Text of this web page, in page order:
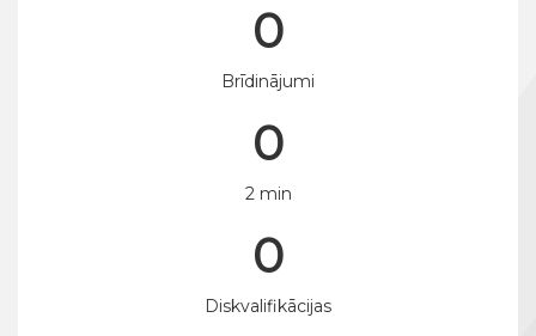
0
Brīdinājumi
0
2 min
0
Diskvalifikācijas